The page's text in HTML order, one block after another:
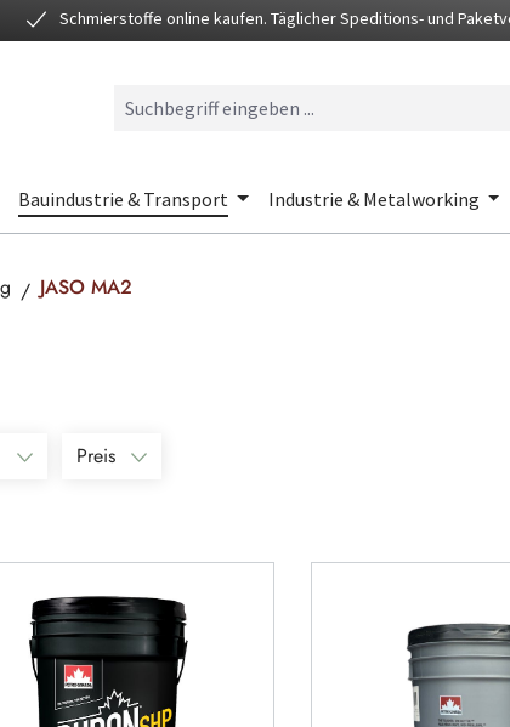
Schmierstoffe online kaufen. Täglicher Speditions- und
Bauindustrie & Transport Industrie & Metalworking
JASO MA2
Preis